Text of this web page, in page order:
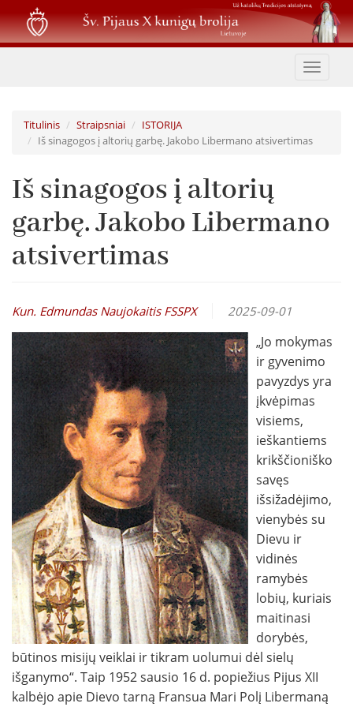
Pereiti
į
pagrindinį
Toggle
Titulinis Straipsniai
ISTORIJA
Iš sinagogos į altorių garbę. Jakobo Libermano atsivertimas
Iš sinagogos į altorių
garbę. Jakobo Libermano
atsivertimas
Kun. Edmundas Naujokaitis FSSPX 2025-09-01
„Jo mokymas
ir gyvenimo
pavyzdys yra
įkvėpimas
visiems,
ieškantiems
krikščioniško
savęs
išsižadėjimo,
vienybės su
Dievu ir
vidinės
ramybės
lobių, kuriais
maitinasi
dorybės,
būtinos misijų veiklai ir tikram uolumui dėl sielų
išganymo“. Taip 1952 sausio 16 d. popiežius Pijus XII
kalbėjo apie Dievo tarną Fransua Mari Polį Libermaną